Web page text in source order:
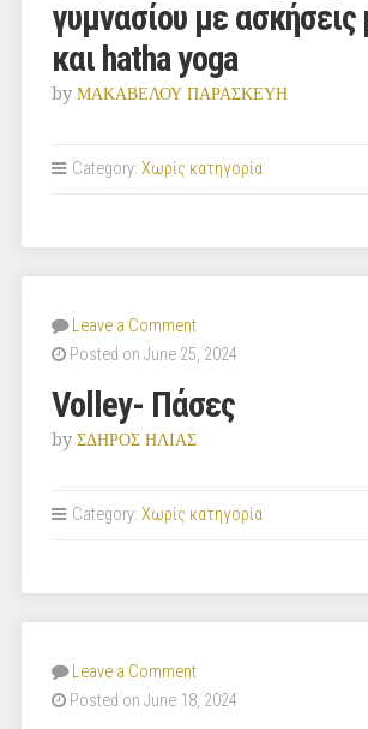
γυμνασίου με
και hatha yoga
by ΜΑΚΑΒΕΛΟΥ ΠΑΡΑΣΚΕΥΗ
Category: Χωρίς κατηγορία
Leave a Comment
Posted on June 25, 2024
Volley- Πάσες
by ΣΔΗΡΟΣ ΗΛΙΑΣ
Category: Χωρίς κατηγορία
Leave a Comment
Posted on June 18, 2024